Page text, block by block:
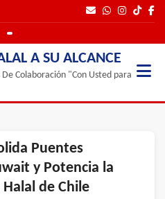
A SU ALCANCE
De Colaboración "Con Usted para
Puentes
y Potencia la
de Chile